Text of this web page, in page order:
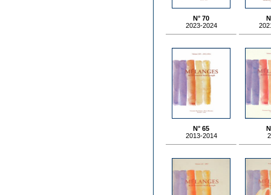
N° 70
2023-2024
N° 65
2013-2014